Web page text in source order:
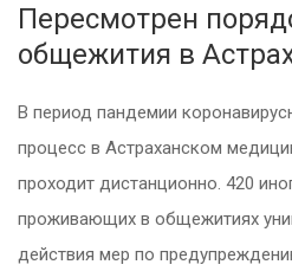
Пересмотрен
общежития в
В период пандемии
процесс в Астраханском
проходит дистанционно. 420
проживающих в общежитиях
действия мер по